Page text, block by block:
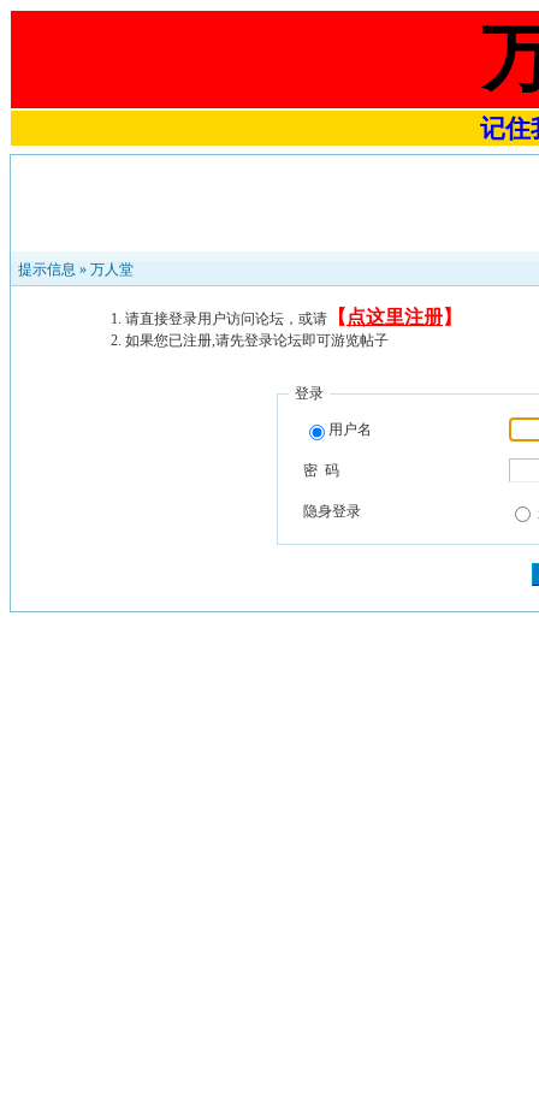
记住
提示信息 » 万人堂
请直接登录用户访问论坛，或请 【 点这里注册】
如果您已注册,请先登录论坛即可游览帖子
登录
用户名
密 码
隐身登录